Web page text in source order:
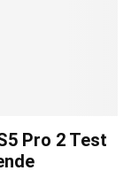
Pro 2 Test